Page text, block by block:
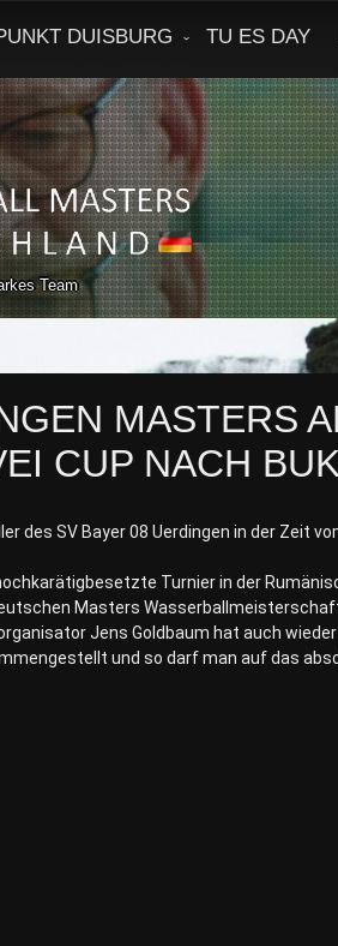
DUISBURG TU ES DAY
Team
MASTERS
CUP NACH
des SV Bayer 08 Uerdingen in der Zeit
Turnier in der
Masters
Jens Goldbaum hat auch
und so darf man auf das